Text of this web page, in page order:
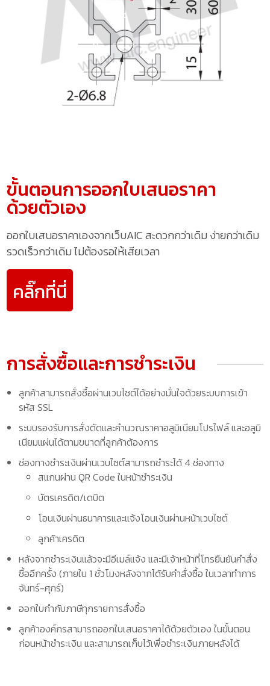
ขั้นตอนการออกใบเสนอราคา
ด้วยตัวเอง
ออกใบเสนอราคาเองจากเว็บAIC สะดวกกว่าเดิม ง่ายกว่าเดิม
รวดเร็วกว่าเดิม ไม่ต้องรอให้เสียเวลา
คลิ๊กที่นี่
การสั่งซื้อและการชำระเงิน
ลูกค้าสามารถสั่งซื้อผ่านเวบไซต์ได้อย่างมั่นใจด้วยระบบการเข้า
รหัส SSL
ระบบรองรับการสั่งตัดและคำนวณราคาอลูมิเนียมโปรไฟล์ และอลูมิ
เนียมแผ่นได้ตามขนาดที่ลูกค้าต้องการ
ช่องทางชำระเงินผ่านเวบไซต์สามารถชำระได้ 4 ช่องทาง
สแกนผ่าน QR Code ในหน้าชำระเงิน
บัตรเครดิต/เดบิต
โอนเงินผ่านธนาคารและแจ้งโอนเงินผ่านหน้าเวบไซต์
ลูกค้าเครดิต
หลังจากชำระเงินแล้วจะมีอีเมล์แจ้ง และมีเจ้าหน้าที่โทรยืนยันคำสั่ง
ซื้ออีกครั้ง (ภายใน 1 ชั่วโมงหลังจากได้รับคำสั่งซื้อ ในเวลาทำการ
จันทร์-ศุกร์)
ออกใบกำกับภาษีทุกรายการสั่งซื้อ
ลูกค้าองค์กรสามารถออกใบเสนอราคาได้ด้วยตัวเอง ในขั้นตอน
ก่อนหน้าชำระเงิน และสามารถเก็บไว้เพื่อชำระเงินภายหลังได้